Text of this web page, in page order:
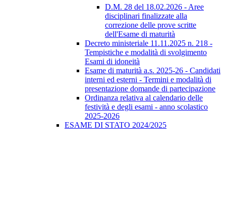
D.M. 28 del 18.02.2026 - Aree
disciplinari finalizzate alla
correzione delle prove scritte
dell'Esame di maturità
Decreto ministeriale 11.11.2025 n. 218 -
Tempistiche e modalità di svolgimento
Esami di idoneità
Esame di maturità a.s. 2025-26 - Candidati
interni ed esterni - Termini e modalità di
presentazione domande di partecipazione
Ordinanza relativa al calendario delle
festività e degli esami - anno scolastico
2025-2026
ESAME DI STATO 2024/2025